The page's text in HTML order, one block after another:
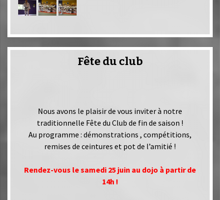
Fête du club
Nous avons le plaisir de vous inviter à notre
traditionnelle Fête du Club de fin de saison !
Au programme : démonstrations , compétitions,
remises de ceintures et pot de l’amitié !
Rendez-vous le samedi 25 juin au dojo à partir de
14h !